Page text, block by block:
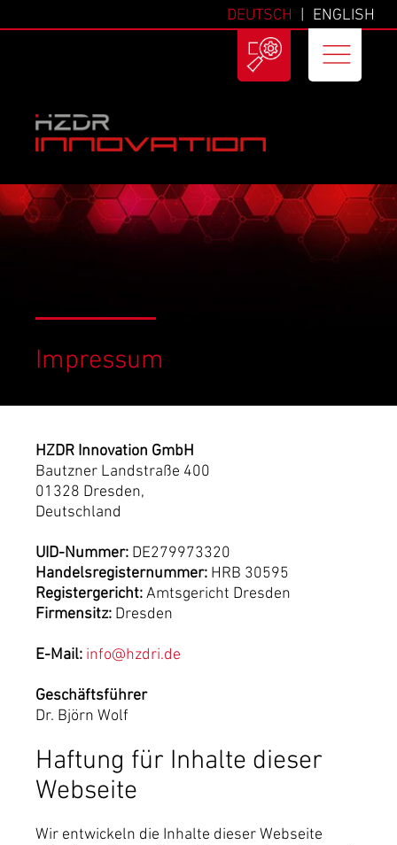
DEUTSCH ENGLISH
Impressum
HZDR Innovation GmbH
Bautzner Landstraße 400
01328 Dresden,
Deutschland
UID-Nummer: DE279973320
Handelsregisternummer: HRB 30595
Registergericht: Amtsgericht Dresden
Firmensitz: Dresden
E-Mail: info@hzdri.de
Geschäftsführer
Dr. Björn Wolf
Haftung für Inhalte dieser
Webseite
Wir entwickeln die Inhalte dieser Webseite